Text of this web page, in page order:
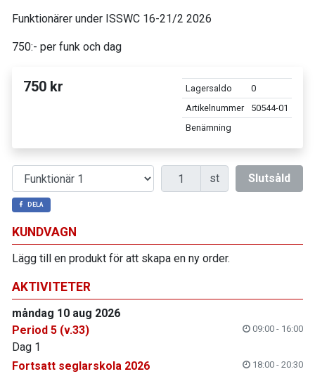
KUNDVAGN
Lägg till en produkt för att skapa en ny order.
Funktionärer under ISSWC 16-21/2 2026
750:- per funk och dag
750 kr Lagersaldo
0
Artikelnummer
50544-01
Benämning
Antal st Slutsåld
DELA
AKTIVITETER
måndag 10 aug 2026
Period 5 (v.33)
09:00 - 16:00
Dag 1
Fortsatt seglarskola 2026
18:00 - 20:30